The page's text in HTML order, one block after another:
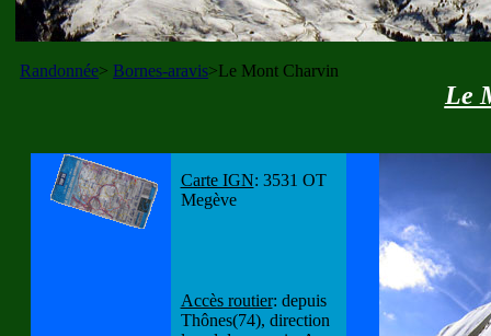
Randonnée> Bornes-aravis>Le Mont Charvin
Le
Carte IGN: 3531 OT
Megève
Accès routier: depuis
Thônes(74), direction